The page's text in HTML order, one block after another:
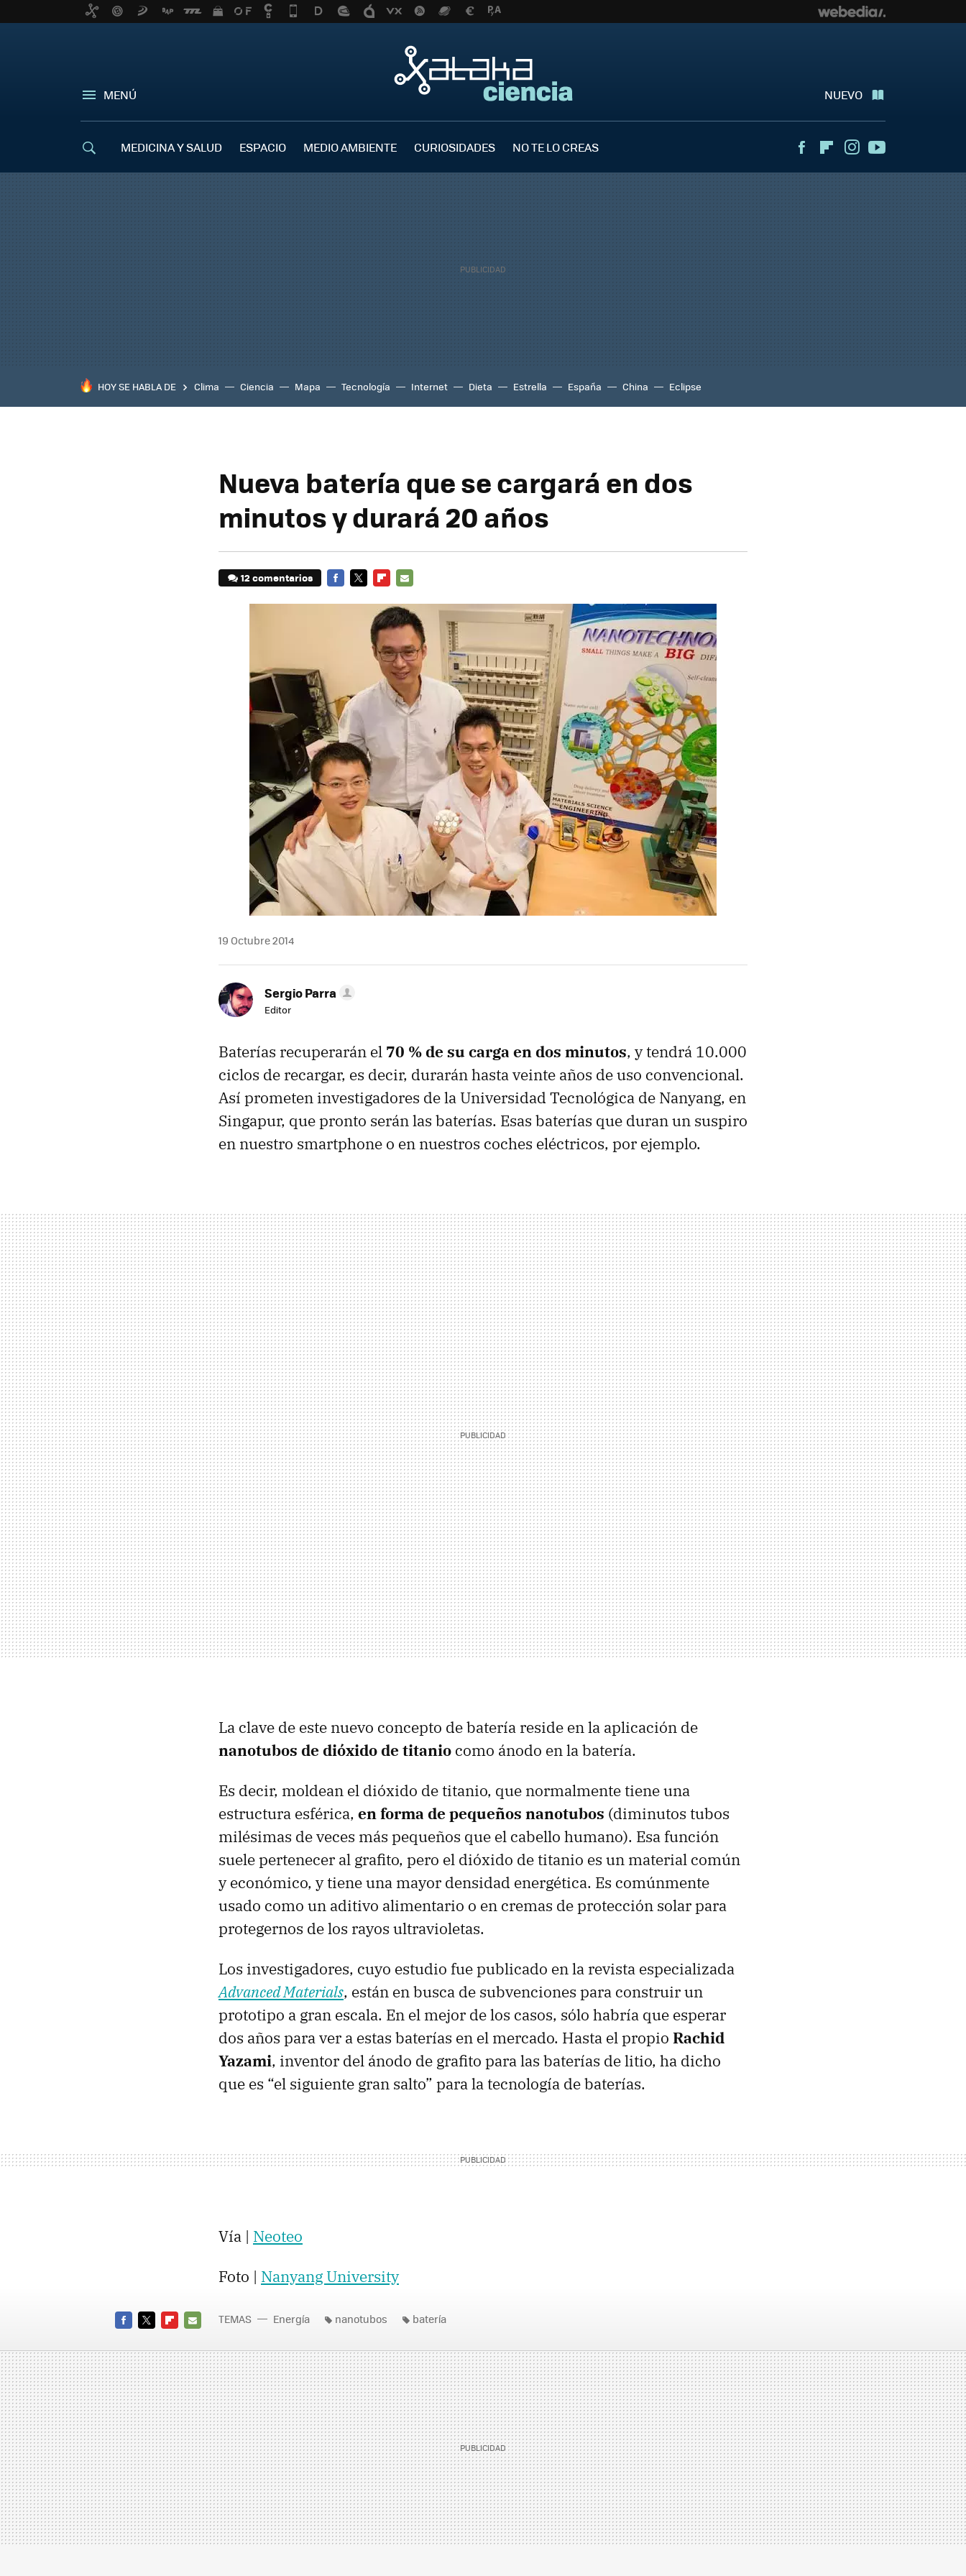
MENÚ NUEVO
MEDICINA Y SALUD ESPACIO MEDIO AMBIENTE CURIOSIDADES NO TE LO CREAS FacebookFlipboardInstagram
HOY SE HABLA DE Clima Ciencia Mapa Tecnología Internet Dieta Estrella España China Eclipse
Nueva batería que se cargará en dos
minutos y durará 20 años
12 comentarios
MAIL
19 Octubre 2014
Sergio Parra
Editor
Baterías recuperarán el 70 % de su carga en dos minutos, y tendrá 10.000
ciclos de recargar, es decir, durarán hasta veinte años de uso convencional.
Así prometen investigadores de la Universidad Tecnológica de Nanyang, en
Singapur, que pronto serán las baterías. Esas baterías que duran un suspiro
en nuestro smartphone o en nuestros coches eléctricos, por ejemplo.
La clave de este nuevo concepto de batería reside en la aplicación de
nanotubos de dióxido de titanio como ánodo en la batería.
Es decir, moldean el dióxido de titanio, que normalmente tiene una
estructura esférica, en forma de pequeños nanotubos (diminutos tubos
milésimas de veces más pequeños que el cabello humano). Esa función
suele pertenecer al grafito, pero el dióxido de titanio es un material común
y económico, y tiene una mayor densidad energética. Es comúnmente
usado como un aditivo alimentario o en cremas de protección solar para
protegernos de los rayos ultravioletas.
Los investigadores, cuyo estudio fue publicado en la revista especializada
Advanced Materials, están en busca de subvenciones para construir un
prototipo a gran escala. En el mejor de los casos, sólo habría que esperar
dos años para ver a estas baterías en el mercado. Hasta el propio Rachid
Yazami, inventor del ánodo de grafito para las baterías de litio, ha dicho
que es “el siguiente gran salto” para la tecnología de baterías.
Vía | Neoteo
Foto | Nanyang University
MAIL
TEMAS Energía nanotubos batería